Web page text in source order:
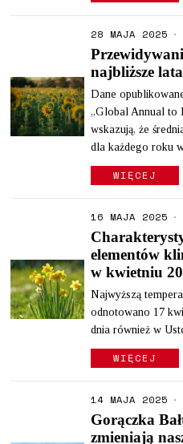
28 MAJA 2025
najbliższe
Dane
„Global Annual to
wskazują, że
dla każdego roku
WIĘCEJ
16 MAJA 2025
elementów
w kwietniu
Najwyższą
odnotowano 17
dnia również w
WIĘCEJ
14 MAJA 2025
Gorączka
zmieniają